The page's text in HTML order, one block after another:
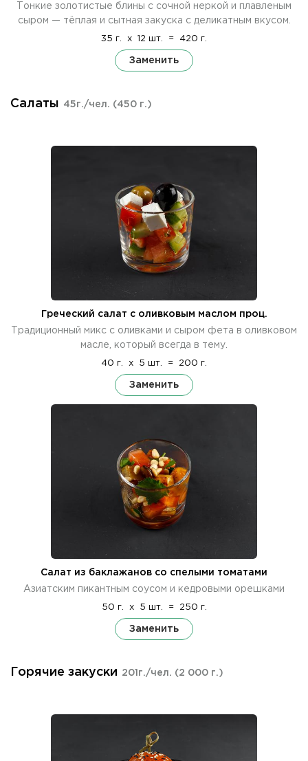
Тонкие золотистые блины с сочной неркой и плавленым
сыром — тёплая и сытная закуска с деликатным вкусом.
35 г. x 12 шт. = 420 г.
Заменить
Салаты 45г./чел. (450 г.)
Греческий салат с оливковым маслом проц.
Традиционный микс с оливками и сыром фета в оливковом
масле, который всегда в тему.
40 г. x 5 шт. = 200 г.
Заменить
Салат из баклажанов со спелыми томатами
Азиатским пикантным соусом и кедровыми орешками
50 г. x 5 шт. = 250 г.
Заменить
Горячие закуски 201г./чел. (2 000 г.)